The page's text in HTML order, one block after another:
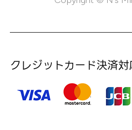
クレジットカード決済